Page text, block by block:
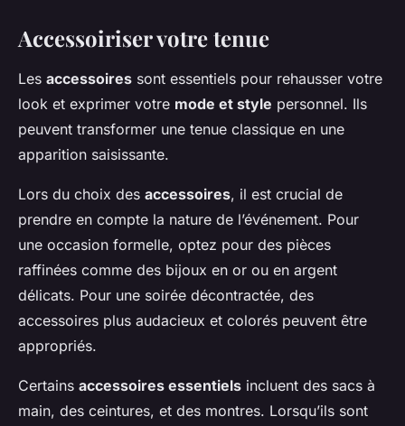
Accessoiriser votre tenue
Les accessoires sont essentiels pour rehausser votre
look et exprimer votre mode et style personnel. Ils
peuvent transformer une tenue classique en une
apparition saisissante.
Lors du choix des accessoires, il est crucial de
prendre en compte la nature de l’événement. Pour
une occasion formelle, optez pour des pièces
raffinées comme des bijoux en or ou en argent
délicats. Pour une soirée décontractée, des
accessoires plus audacieux et colorés peuvent être
appropriés.
Certains accessoires essentiels incluent des sacs à
main, des ceintures, et des montres. Lorsqu’ils sont